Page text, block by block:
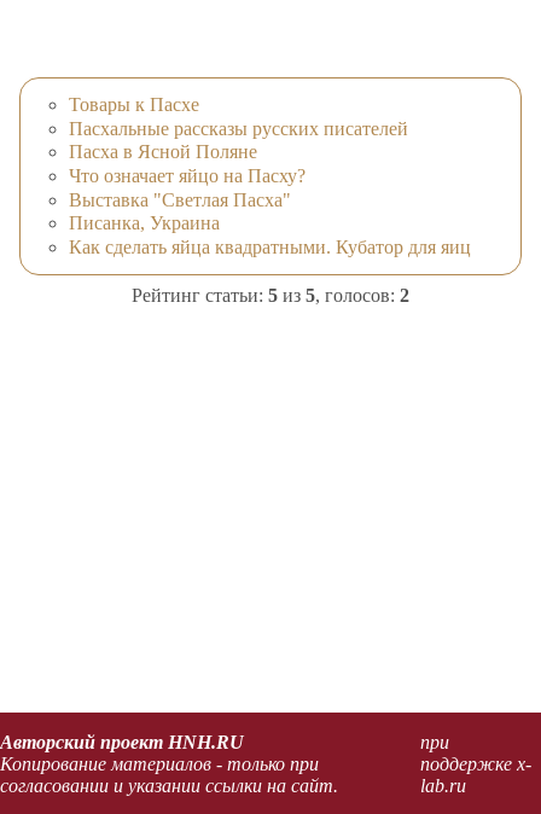
Товары к Пасхе
Пасхальные рассказы русских писателей
Пасха в Ясной Поляне
Что означает яйцо на Пасху?
Выставка "Светлая Пасха"
Писанка, Украина
Как сделать яйца квадратными. Кубатор для яиц
Рейтинг статьи: 5 из 5, голосов: 2
Авторский проект HNH.RU
Копирование материалов - только при
согласовании и указании ссылки на сайт.
при
поддержке x-
lab.ru